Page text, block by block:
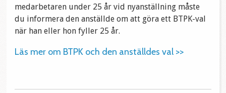
medarbetaren under 25 år vid nyanställning måste
du informera den anställde om att göra ett BTPK-val
när han eller hon fyller 25 år.
Läs mer om BTPK och den anställdes val >>